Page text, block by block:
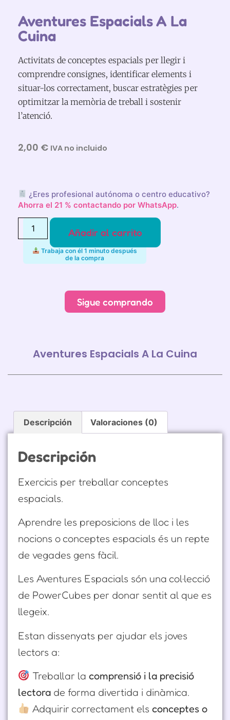
Aventures Espacials A La
Cuina
Activitats de conceptes espacials per llegir i
comprendre consignes, identificar elements i
situar-los correctament, buscar estratègies per
optimitzar la memòria de treball i sostenir
l’atenció.
2,00 € IVA no incluido
¿Eres profesional autónoma o centro educativo?
Ahorra el 21 % contactando por WhatsApp.
Añadir al carrito
Trabaja con él 1 minuto después
de la compra
Sigue comprando
Aventures Espacials A La Cuina
Descripción Valoraciones (0)
Descripción
Exercicis per treballar conceptes
espacials.
Aprendre les preposicions de lloc i les
nocions o conceptes espacials és un repte
de vegades gens fàcil.
Les Aventures Espacials són una col·lecció
de PowerCubes per donar sentit al que es
llegeix.
Estan dissenyats per ajudar els joves
lectors a:
Treballar la comprensió i la precisió
lectora de forma divertida i dinàmica.
Adquirir correctament els conceptes o